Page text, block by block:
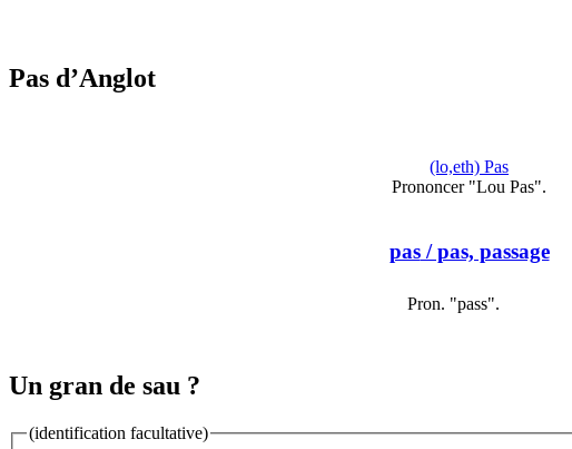
Pas d’Anglot
(lo,eth) Pas
Prononcer "Lou Pas".
pas/ pas, passage
Pron. "pass".
Un gran de sau ?
(identification facultative)